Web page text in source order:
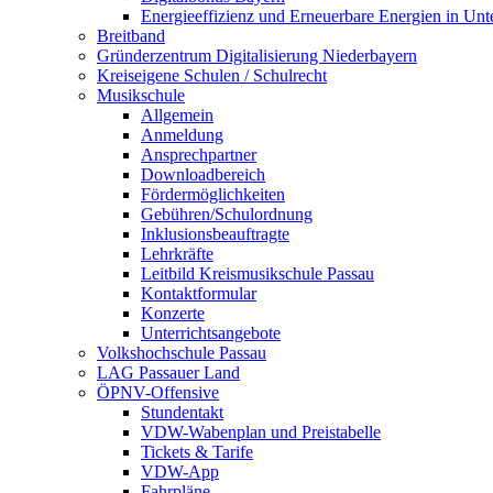
Energieeffizienz und Erneuerbare Energien in
Breitband
Gründerzentrum Digitalisierung Niederbayern
Kreiseigene Schulen / Schulrecht
Musikschule
Allgemein
Anmeldung
Ansprechpartner
Downloadbereich
Fördermöglichkeiten
Gebühren/Schulordnung
Inklusionsbeauftragte
Lehrkräfte
Leitbild Kreismusikschule Passau
Kontaktformular
Konzerte
Unterrichtsangebote
Volkshochschule Passau
LAG Passauer Land
ÖPNV-Offensive
Stundentakt
VDW-Wabenplan und Preistabelle
Tickets & Tarife
VDW-App